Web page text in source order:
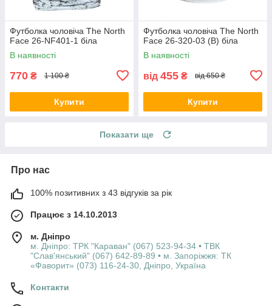
Футболка чоловіча The North
Face 26-NF401-1 біла
В наявності
770 ₴ 1 100 ₴
Купити
Футболка чоловіча The North
Face 26-320-03 (B) біла
В наявності
від 455 ₴ від 650 ₴
Купити
Показати ще
Про нас
100% позитивних з 43 відгуків за рік
Працює з 14.10.2013
м. Дніпро
м. Дніпро: ТРК "Караван" (067) 523-94-34 • ТВК
"Слав'янський" (067) 642-89-89 • м. Запоріжжя: ТК
«Фаворит» (073) 116-24-30, Дніпро, Україна
Контакти